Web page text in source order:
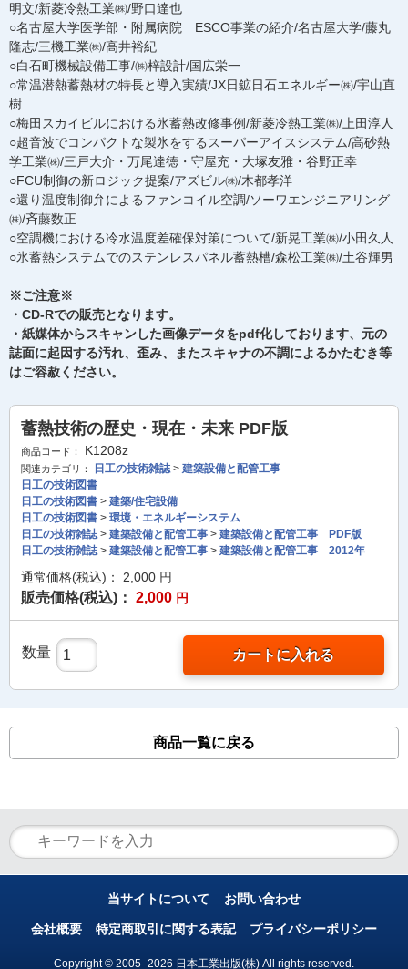
明文/新菱冷熱工業㈱/野口達也
○名古屋大学医学部・附属病院 ESCO事業の紹介/名古屋大学/藤丸
隆志/三機工業㈱/高井裕紀
○白石町機械設備工事/㈱梓設計/国広栄一
○常温潜熱蓄熱材の特長と導入実績/JX日鉱日石エネルギー㈱/宇山直
樹
○梅田スカイビルにおける氷蓄熱改修事例/新菱冷熱工業㈱/上田淳人
○超音波でコンパクトな製氷をするスーパーアイスシステム/高砂熱
学工業㈱/三戸大介・万尾達徳・守屋充・大塚友雅・谷野正幸
○FCU制御の新ロジック提案/アズビル㈱/木都孝洋
○還り温度制御弁によるファンコイル空調/ソーワエンジニアリング
㈱/斉藤数正
○空調機における冷水温度差確保対策について/新晃工業㈱/小田久人
○氷蓄熱システムでのステンレスパネル蓄熱槽/森松工業㈱/土谷輝男
※ご注意※
・CD-Rでの販売となります。
・紙媒体からスキャンした画像データをpdf化しております、元の
誌面に起因する汚れ、歪み、またスキャナの不調によるかたむき等
はご容赦ください。
蓄熱技術の歴史・現在・未来 PDF版
商品コード： K1208z
関連カテゴリ： 日工の技術雑誌> 建築設備と配管工事
日工の技術図書
日工の技術図書 > 建築/住宅設備
日工の技術図書 > 環境・エネルギーシステム
日工の技術雑誌> 建築設備と配管工事 > 建築設備と配管工事 PDF版
日工の技術雑誌> 建築設備と配管工事 > 建築設備と配管工事 2012年
通常価格(税込)： 2,000 円
販売価格(税込)： 2,000 円
数量 カートに入れる
商品一覧に戻る
当サイトについて お問い合わせ
会社概要 特定商取引に関する表記 プライバシーポリシー
Copyright © 2005- 2026 日本工業出版(株) All rights reserved.